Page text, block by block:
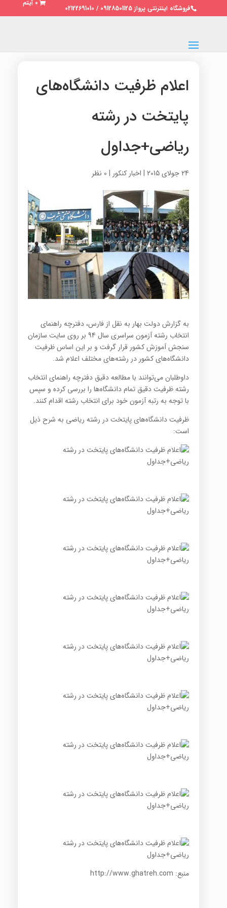
فروشگاه اینترنتی پرواز 09128501125 / 02122691010
0 آیتم
اعلام ظرفیت‌ دانشگاه‌های
پایتخت در رشته‌
ریاضی+جداول
24 جولای 2015 | اخبار کنکور | 0 نظر
به گزارش دولت بهار به نقل از فارس، دفترچه راهنمای
انتخاب رشته آزمون سراسری سال 94 بر روی سایت سازمان
سنجش آموزش کشور قرار گرفت و بر این اساس ظرفیت
دانشگاه‌های کشور در رشته‌های مختلف اعلام شد.
داوطلبان می‌توانند با مطالعه دقیق دفترچه راهنمای انتخاب
رشته ظرفیت دقیق تمام دانشگاه‌ها را بررسی کرده و سپس
با توجه به رتبه آزمون خود برای انتخاب رشته اقدام کنند.
ظرفیت دانشگاه‌های پایتخت در رشته‌ ریاضی به شرح ذیل
است:
منبع: http://www.ghatreh.com